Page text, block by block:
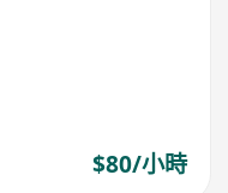
$80/小時